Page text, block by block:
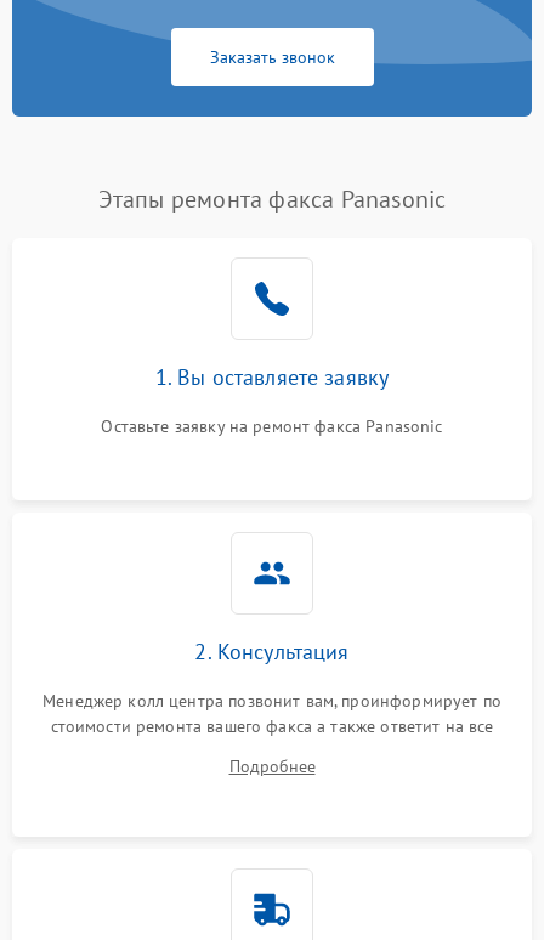
Заказать звонок
Этапы ремонта факса Panasonic
1. Вы оставляете заявку
Оставьте заявку на ремонт факса Panasonic
2. Консультация
Менеджер колл центра позвонит вам, проинформирует по
стоимости ремонта вашего факса а также ответит на все
Подробнее